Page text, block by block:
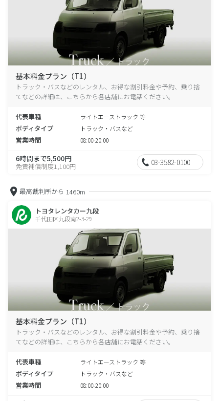
基本料金プラン（T1）
トラック・バスなどのレンタル、お得な割引料金や予約、乗り捨
てなどの詳細は、こちらから各店舗にお電話ください。
代表車種 ライトエーストラック 等
ボディタイプ トラック・バスなど
営業時間 08:00-20:00
6時間まで5,500円
免責補償制度1,100円 03-3582-0100
最高裁判所から 1460m
トヨタレンタカー九段
千代田区九段南2-3-29
基本料金プラン（T1）
トラック・バスなどのレンタル、お得な割引料金や予約、乗り捨
てなどの詳細は、こちらから各店舗にお電話ください。
代表車種 ライトエーストラック 等
ボディタイプ トラック・バスなど
営業時間 08:00-20:00